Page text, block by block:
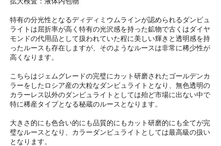
特有の分光性となるディディミウムラインが認められるダンビュ
ライトは屈折率が高く特有の光沢感を持った鉱物で古くはダイヤ
モンドの代用品として扱われていた程に美しい輝きと透明感を持
ったルースも存在しますが、そのようなルースは非常に稀少性が
高くなります。
こちらはジェムグレードの完璧にカット研磨されたゴールデンカ
ラーをしたロシア産の大粒なダンビュライトとなり、無色透明の
カラーレス以外のダンビュライトとしては殆ど市場に出ない中で
特に稀産タイプとなる秘蔵のルースとなります。
大きさ的にも色合い的にも品質的にもカット研磨的にも全てが完
璧なルースとなり、カラーダンビュライトとしては最高級の扱い
となります。